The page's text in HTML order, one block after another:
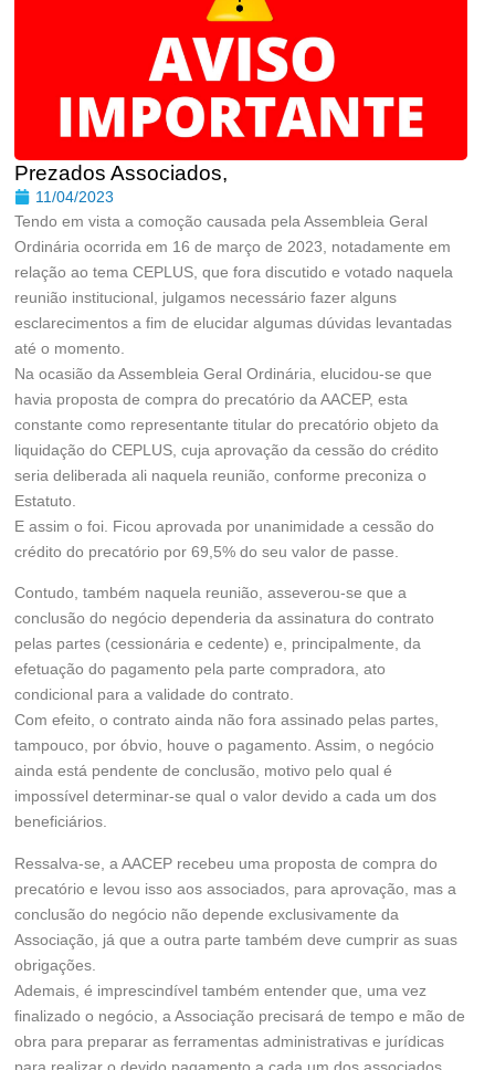
Prezados Associados,
11/04/2023
Tendo em vista a comoção causada pela Assembleia Geral
Ordinária ocorrida em 16 de março de 2023, notadamente em
relação ao tema CEPLUS, que fora discutido e votado naquela
reunião institucional, julgamos necessário fazer alguns
esclarecimentos a fim de elucidar algumas dúvidas levantadas
até o momento.
Na ocasião da Assembleia Geral Ordinária, elucidou-se que
havia proposta de compra do precatório da AACEP, esta
constante como representante titular do precatório objeto da
liquidação do CEPLUS, cuja aprovação da cessão do crédito
seria deliberada ali naquela reunião, conforme preconiza o
Estatuto.
E assim o foi. Ficou aprovada por unanimidade a cessão do
crédito do precatório por 69,5% do seu valor de passe.
Contudo, também naquela reunião, asseverou-se que a
conclusão do negócio dependeria da assinatura do contrato
pelas partes (cessionária e cedente) e, principalmente, da
efetuação do pagamento pela parte compradora, ato
condicional para a validade do contrato.
Com efeito, o contrato ainda não fora assinado pelas partes,
tampouco, por óbvio, houve o pagamento. Assim, o negócio
ainda está pendente de conclusão, motivo pelo qual é
impossível determinar-se qual o valor devido a cada um dos
beneficiários.
Ressalva-se, a AACEP recebeu uma proposta de compra do
precatório e levou isso aos associados, para aprovação, mas a
conclusão do negócio não depende exclusivamente da
Associação, já que a outra parte também deve cumprir as suas
obrigações.
Ademais, é imprescindível também entender que, uma vez
finalizado o negócio, a Associação precisará de tempo e mão de
obra para preparar as ferramentas administrativas e jurídicas
para realizar o devido pagamento a cada um dos associados.